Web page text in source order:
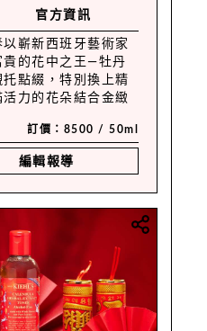
官方資訊
嶄新西班牙藝術家
貴的花中之王—牡丹
點綴，特別換上精
力的花朵結合金緻
訂價：8500 / 50ml
編輯報導